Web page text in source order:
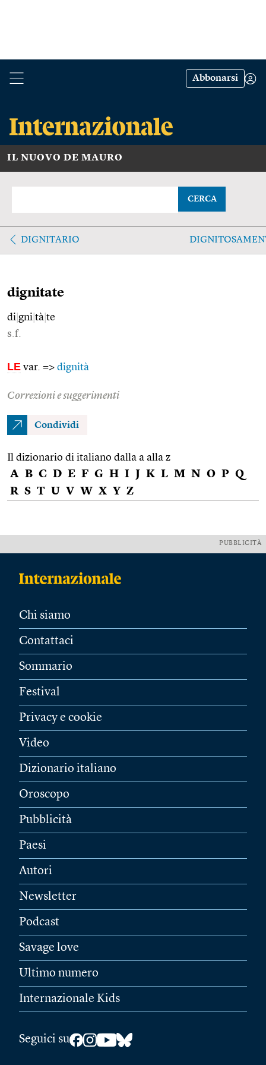
Abbonarsi
IL NUOVO DE MAURO
CERCA
DIGNITARIO
dignitate
di gni tà te
s.f.
LE var. => dignità
Correzioni e suggerimenti
Condividi
Il dizionario di italiano dalla a alla z
A B C D E F G H I J K L M N O P Q
R S T U V W X Y Z
PUBBLICITÀ
Chi siamo
Contattaci
Sommario
Festival
Privacy e cookie
Video
Dizionario italiano
Oroscopo
Pubblicità
Paesi
Autori
Newsletter
Podcast
Savage love
Ultimo numero
Internazionale Kids
Seguici su